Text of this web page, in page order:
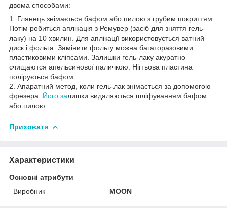
двома способами:
1. Глянець знімається бафом або пилою з грубим покриттям.
Потім робиться аплікація з Ремувер (засіб для зняття гель-
лаку) на 10 хвилин. Для аплікації використовується ватний
диск і фольга. Замінити фольгу можна багаторазовими
пластиковими кліпсами. Залишки гель-лаку акуратно
счищаются апельсинової паличкою. Нігтьова пластина
полірується бафом.
2. Апаратний метод, коли гель-лак знімається за допомогою
фрезера. Його залишки видаляються шліфуванням бафом
або пилою.
Приховати
Характеристики
Основні атрибути
Виробник
MOON